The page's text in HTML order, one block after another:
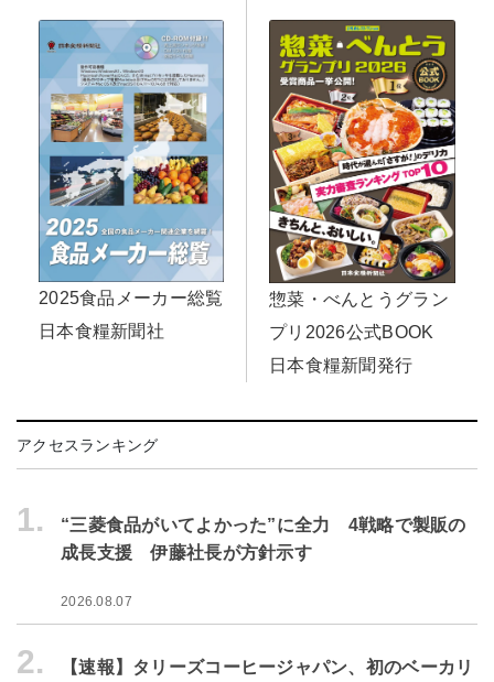
2025食品メーカー総覧
日本食糧新聞社
惣菜・べんとうグラン
プリ2026公式BOOK
日本食糧新聞発行
アクセスランキング
1.
“三菱食品がいてよかった”に全力 4戦略で製販の
成長支援 伊藤社長が方針示す
2026.08.07
2.
【速報】タリーズコーヒージャパン、初のベーカリ